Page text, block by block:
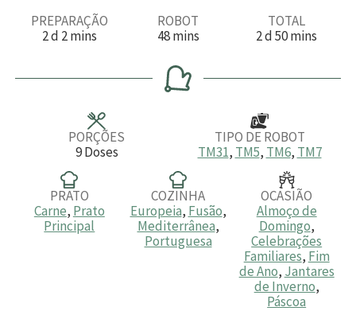
PREPARAÇÃO
2d
s
d 2m
u
mins
ROBOT
48m
n
u
t
mins
TOTAL
2d
s
d50m
u
mins
PORÇÕES
9 Doses
TIPO DE ROBOT
TM31, TM5, TM6, TM7
PRATO
Carne, Prato
Principal
COZINHA
Europeia, Fusão,
Mediterrânea,
Portuguesa
OCASIÃO
Almoço de
Domingo,
Celebrações
Familiares, Fim
de Ano, Jantares
de Inverno,
Páscoa